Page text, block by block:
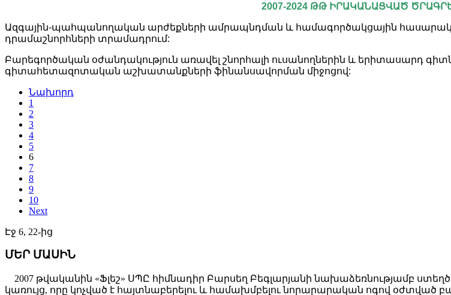
2007-2024 ԹԹ ԻՐԱԿԱՆԱՑՎԱԾ
Ազգային-պահպանողական արժեքների ամրապնդման և համագործակցային
դրամաշնորհների տրամադրում:
Բարեգործական օժանդակություն առավել շնորհալի ուսանողներին և երիտասարդ
գիտահետազոտական աշխատանքների ֆինանսավորման միջոցով:
Նախորդ
1
2
3
4
5
6
7
8
9
10
Next
Էջ 6, 22-ից
ՄԵՐ ՄԱՍԻՆ
2007 թվականին «Ֆլեշ» ՍՊԸ հիմնադիր Բարսեղ Բեգլարյանի նախաձեռնությամբ
կառույց, որը կոչված է հայտնաբերելու և համախմբելու նորարարական ոգով